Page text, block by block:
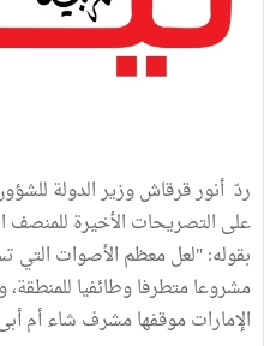
ردّ أنور قرقاش وزير الدولة
على التصريحات الأخيرة للمنصف
بقوله: "لعل معظم الأصوات
مشروعا متطرفا وطائفيا
الإمارات موقفها مشرف شاء أم